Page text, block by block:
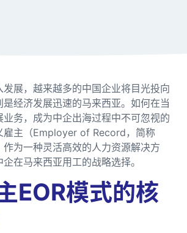
发展，越来越多的中国企业将目光投向
经济发展迅速的马来西亚。如何在当
务，成为中企出海过程中不可忽视的
雇主（Employer of Record，简称
作为一种灵活高效的人力资源解决方
在马来西亚用工的战略选择。
EOR模式的核